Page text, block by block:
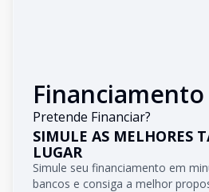
Financiamento
Pretende Financiar?
SIMULE AS MELHORES
LUGAR
Simule seu financiamento em
bancos e consiga a melhor